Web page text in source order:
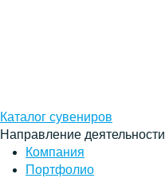
Каталог сувениров
Направление деятельности
Компания
Портфолио